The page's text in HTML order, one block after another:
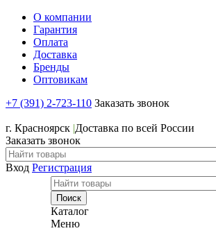
О компании
Гарантия
Оплата
Доставка
Бренды
Оптовикам
+7 (391) 2-723-110 Заказать звонок
г. Красноярск |Доставка по всей России
Заказать звонок
Вход Регистрация
Каталог
Меню